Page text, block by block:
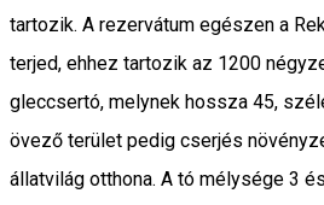
tartozik. A rezervátum egészen a
terjed, ehhez tartozik az 1200
gleccsertó, melynek hossza 45,
övező terület pedig cserjés
állatvilág otthona. A tó mélysége 3